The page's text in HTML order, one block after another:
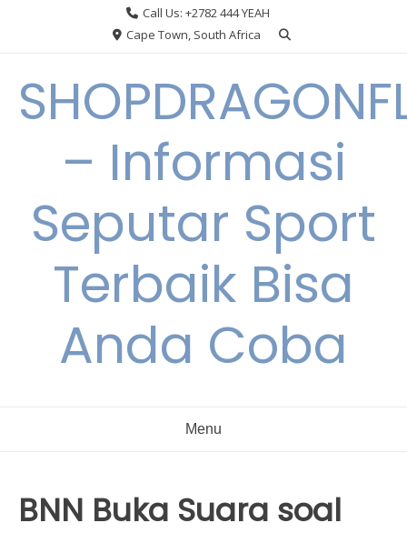
Call Us: +2782 444 YEAH
Cape Town, South Africa
– Informasi
Seputar Sport
Terbaik Bisa
Anda Coba
Menu
BNN Buka Suara soal